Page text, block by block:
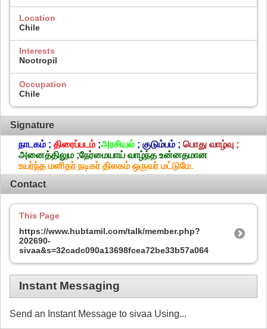
Location
Chile
Interests
Nootropil
Occupation
Chile
Signature
நாடகம் ; திரைப்படம் ;அரசியல் ; குடும்பம் ; பொது வாழ்வு ;
அனைத்திலும ;நேர்மையாய் வாழ்ந்த உன்னதமான
உயர்ந்த மனிதர் நடிகர் திலகம் ஒருவர் மட்டுமே.
Contact
This Page
https://www.hubtamil.com/talk/member.php?
202690-
sivaa&s=32cadc090a13698fcea72be33b57a064
Instant Messaging
Send an Instant Message to sivaa Using...